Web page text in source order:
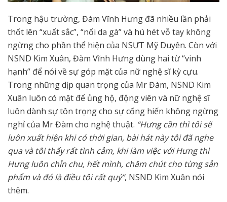
Trong hậu trường, Đàm Vĩnh Hưng đã nhiều lần phải
thốt lên “xuất sắc”, “nổi da gà” và hú hét vỗ tay không
ngừng cho phần thể hiện của NSƯT Mỹ Duyên. Còn với
NSND Kim Xuân, Đàm Vĩnh Hưng dùng hai từ “vinh
hạnh” để nói về sự góp mặt của nữ nghệ sĩ kỳ cựu.
Trong những dịp quan trọng của Mr Đàm, NSND Kim
Xuân luôn có mặt để ủng hộ, động viên và nữ nghệ sĩ
luôn dành sự tôn trọng cho sự cống hiến không ngừng
nghỉ của Mr Đàm cho nghệ thuật. “Hưng cần thì tôi sẽ
luôn xuất hiện khi có thời gian, bài hát này tôi đã nghe
qua và tôi thấy rất tình cảm, khi làm việc với Hưng thì
Hưng luôn chỉn chu, hết mình, chăm chút cho từng sản
phẩm và đó là điều tôi rất quý”, NSND Kim Xuân nói
thêm.